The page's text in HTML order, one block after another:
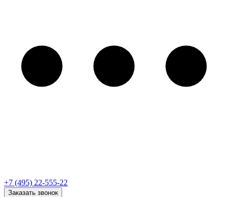
+7 (495) 22-555-22
Заказать звонок